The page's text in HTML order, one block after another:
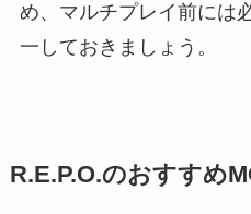
め、マルチプレイ前には
一しておきましょう。
R.E.P.O.のおすすめ